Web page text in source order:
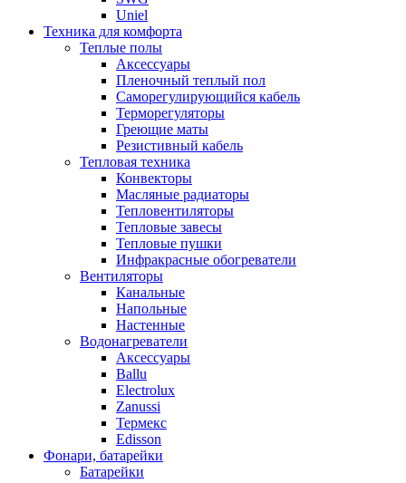
Uniel
Техника для комфорта
Теплые полы
Аксессуары
Пленочный теплый пол
Саморегулирующийся кабель
Терморегуляторы
Греющие маты
Резистивный кабель
Тепловая техника
Конвекторы
Масляные радиаторы
Тепловентиляторы
Тепловые завесы
Тепловые пушки
Инфракрасные обогреватели
Вентиляторы
Канальные
Напольные
Настенные
Водонагреватели
Аксессуары
Ballu
Electrolux
Zanussi
Термекс
Edisson
Фонари, батарейки
Батарейки